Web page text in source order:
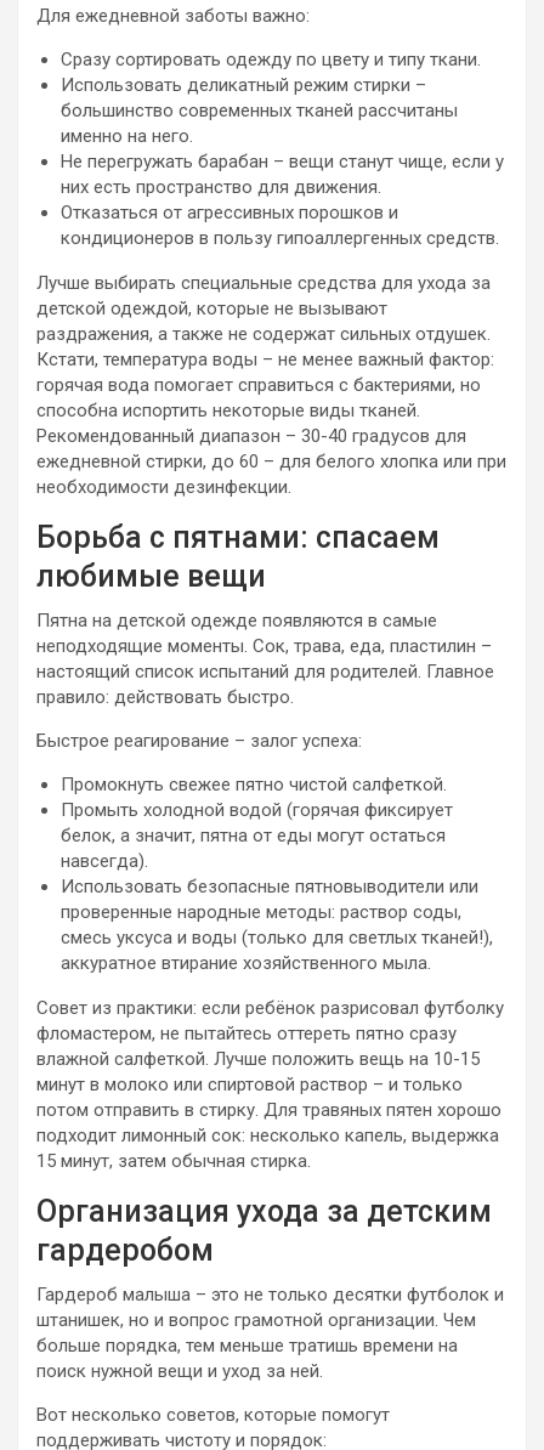
Для ежедневной заботы важно:
Сразу сортировать одежду по цвету и типу ткани.
Использовать деликатный режим стирки –
большинство современных тканей рассчитаны
именно на него.
Не перегружать барабан – вещи станут чище, если у
них есть пространство для движения.
Отказаться от агрессивных порошков и
кондиционеров в пользу гипоаллергенных средств.
Лучше выбирать специальные средства для ухода за
детской одеждой, которые не вызывают
раздражения, а также не содержат сильных отдушек.
Кстати, температура воды – не менее важный фактор:
горячая вода помогает справиться с бактериями, но
способна испортить некоторые виды тканей.
Рекомендованный диапазон – 30-40 градусов для
ежедневной стирки, до 60 – для белого хлопка или при
необходимости дезинфекции.
Борьба с пятнами: спасаем
любимые вещи
Пятна на детской одежде появляются в самые
неподходящие моменты. Сок, трава, еда, пластилин –
настоящий список испытаний для родителей. Главное
правило: действовать быстро.
Быстрое реагирование – залог успеха:
Промокнуть свежее пятно чистой салфеткой.
Промыть холодной водой (горячая фиксирует
белок, а значит, пятна от еды могут остаться
навсегда).
Использовать безопасные пятновыводители или
проверенные народные методы: раствор соды,
смесь уксуса и воды (только для светлых тканей!),
аккуратное втирание хозяйственного мыла.
Совет из практики: если ребёнок разрисовал футболку
фломастером, не пытайтесь оттереть пятно сразу
влажной салфеткой. Лучше положить вещь на 10-15
минут в молоко или спиртовой раствор – и только
потом отправить в стирку. Для травяных пятен хорошо
подходит лимонный сок: несколько капель, выдержка
15 минут, затем обычная стирка.
Организация ухода за детским
гардеробом
Гардероб малыша – это не только десятки футболок и
штанишек, но и вопрос грамотной организации. Чем
больше порядка, тем меньше тратишь времени на
поиск нужной вещи и уход за ней.
Вот несколько советов, которые помогут
поддерживать чистоту и порядок: